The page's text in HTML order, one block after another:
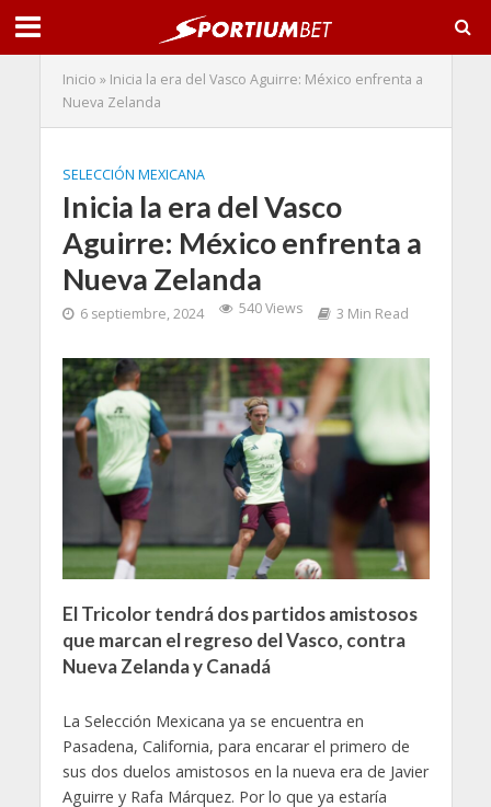
Inicio » Inicia la era del Vasco Aguirre: México enfrenta a
Nueva Zelanda
SELECCIÓN MEXICANA
Inicia la era del Vasco
Aguirre: México enfrenta a
Nueva Zelanda
6 septiembre, 2024 540 Views 3 Min Read
El Tricolor tendrá dos partidos amistosos
que marcan el regreso del Vasco, contra
Nueva Zelanda y Canadá
La Selección Mexicana ya se encuentra en
Pasadena, California, para encarar el primero de
sus dos duelos amistosos en la nueva era de Javier
Aguirre y Rafa Márquez. Por lo que ya estaría